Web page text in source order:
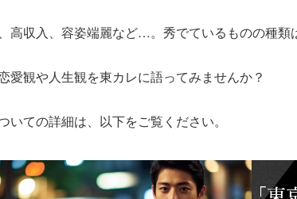
高収入、容姿端麗など…。秀でているものの種類
愛観や人生観を東カレに語ってみませんか？
いての詳細は、以下をご覧ください。